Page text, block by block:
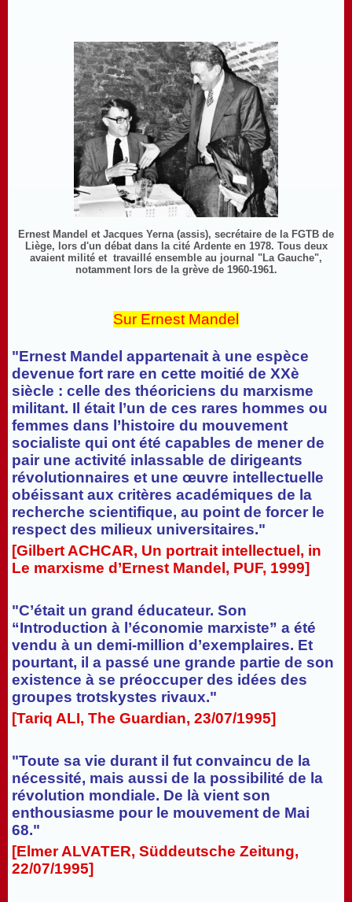
Ernest Mandel et Jacques Yerna (assis), secrétaire de la FGTB de
Liège, lors d'un débat dans la cité Ardente en 1978. Tous deux
avaient milité et travaillé ensemble au journal "La Gauche",
notamment lors de la grève de 1960-1961.
Sur Ernest Mandel
"Ernest Mandel appartenait à une espèce
devenue fort rare en cette moitié de XXè
siècle : celle des théoriciens du marxisme
militant. Il était l’un de ces rares hommes ou
femmes dans l’histoire du mouvement
socialiste qui ont été capables de mener de
pair une activité inlassable de dirigeants
révolutionnaires et une œuvre intellectuelle
obéissant aux critères académiques de la
recherche scientifique, au point de forcer le
respect des milieux universitaires."
[Gilbert ACHCAR, Un portrait intellectuel, in
Le marxisme d’Ernest Mandel, PUF, 1999]
"C’était un grand éducateur. Son
“Introduction à l’économie marxiste” a été
vendu à un demi-million d’exemplaires. Et
pourtant, il a passé une grande partie de son
existence à se préoccuper des idées des
groupes trotskystes rivaux."
[Tariq ALI, The Guardian, 23/07/1995]
"Toute sa vie durant il fut convaincu de la
nécessité, mais aussi de la possibilité de la
révolution mondiale. De là vient son
enthousiasme pour le mouvement de Mai
68."
[Elmer ALVATER, Süddeutsche Zeitung,
22/07/1995]